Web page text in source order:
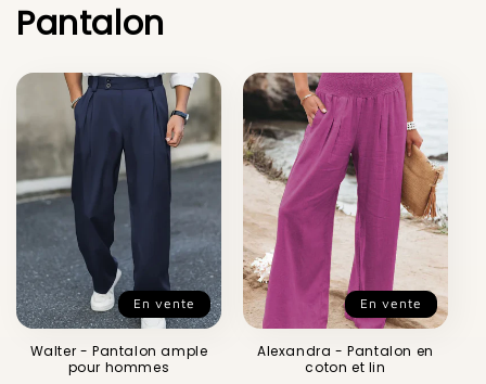
Pantalon
En vente
Walter - Pantalon ample
pour hommes
En vente
Alexandra - Pantalon en
coton et lin